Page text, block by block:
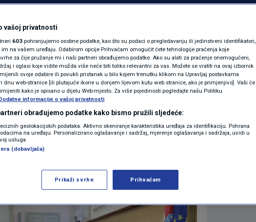
MAGAZIN
KOLUMNE
N1(DIS)INFO
KLIMATSKE PROMJENE
FOTO
VIDEO
a: "Ja sam bio na
nisi bio gdje si
VIJESTI 0 komentara
Više
vašoj privatnosti
603 pohranjujemo osobne podatke, kao što su podaci o pregledavanju ili jedinstveni identifikatori,
na vašem uređaju. Odabirom opcije Prihvaćam omogućit ćete tehnologije praćenja koje
za čije pružanje mi i naši partneri obrađujemo podatke. Ako su alati za praćenje onemogućeni,
i oglasi koje vidite možda više neće biti toliko relevantni za vas. Možete se vratiti na ovaj izbornik
svoje odabire ili povukli pristanak u bilo kojem trenutku klikom na Upravljaj postavkama
dnu web-stranice [ili plutajuće ikone u donjem lijevom kutu web stranice, ako je primjenjivo]. Vaši će
kako je opisano u dijelu Web-mjesto. Za više pojedinosti pogledajte našu Politiku
informacije o vašoj privatnosti
obrađujemo podatke kako bismo pružili sljedeće:
geolokacijskih podataka. Aktivno skeniranje karakteristika uređaja za identifikaciju. Pohrana
na uređaju. Personalizirano oglašavanje i sadržaj, mjerenje oglašavanja i sadržaja, uvidi u
usluga.
(dobavljača)
Prikaži svrhe Prihvaćam